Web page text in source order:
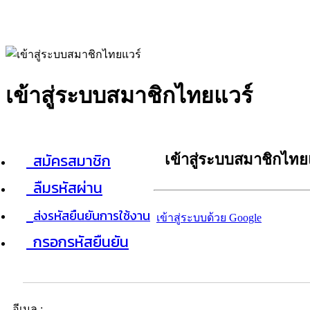
เข้าสู่ระบบสมาชิกไทยแวร์
สมัครสมาชิก
ลืมรหัสผ่าน
ส่งรหัสยืนยันการใช้งาน
กรอกรหัสยืนยัน
เข้าสู่ระบบสมาชิกไท
เข้าสู่ระบบด้วย Google